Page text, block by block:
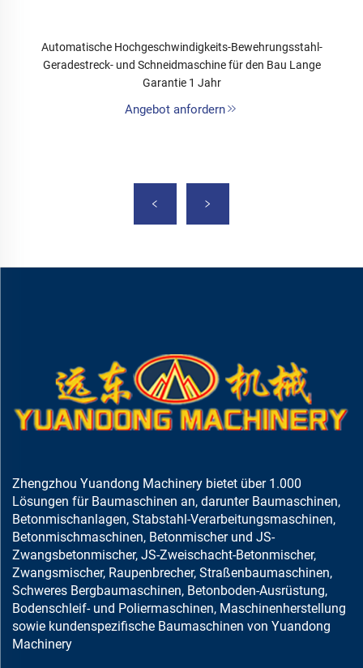
Automatische Hochgeschwindigkeits-Bewehrungsstahl-
Geradestreck- und Schneidmaschine für den Bau Lange
Garantie 1 Jahr
Angebot anfordern
Zhengzhou Yuandong Machinery bietet über 1.000
Lösungen für Baumaschinen an, darunter Baumaschinen,
Betonmischanlagen, Stabstahl-Verarbeitungsmaschinen,
Betonmischmaschinen, Betonmischer und JS-
Zwangsbetonmischer, JS-Zweischacht-Betonmischer,
Zwangsmischer, Raupenbrecher, Straßenbaumaschinen,
Schweres Bergbaumaschinen, Betonboden-Ausrüstung,
Bodenschleif- und Poliermaschinen, Maschinenherstellung
sowie kundenspezifische Baumaschinen von Yuandong
Machinery